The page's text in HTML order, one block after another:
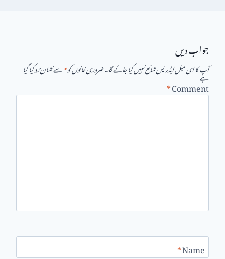
جواب دیں
آپ کا ای میل ایڈریس شائع نہیں کیا جائے گا۔ضروری خانوں کو*سے نشان زد کیا گیا ہے
Comment
*
Name
*